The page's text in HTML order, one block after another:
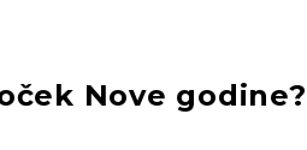
Nove godine?